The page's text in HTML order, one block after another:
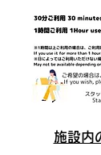
施設内